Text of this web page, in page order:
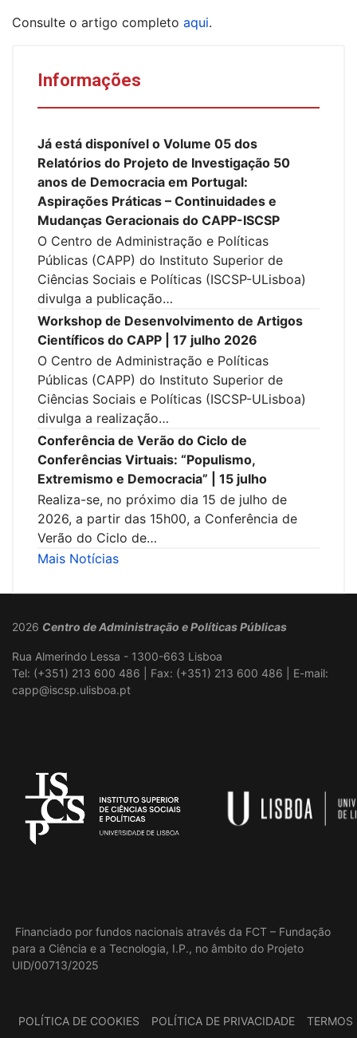
Consulte o artigo completo aqui.
Informações
Já está disponível o Volume 05 dos
Relatórios do Projeto de Investigação 50
anos de Democracia em Portugal:
Aspirações Práticas – Continuidades e
Mudanças Geracionais do CAPP-ISCSP
O Centro de Administração e Políticas
Públicas (CAPP) do Instituto Superior de
Ciências Sociais e Políticas (ISCSP-ULisboa)
divulga a publicação…
Workshop de Desenvolvimento de Artigos
Científicos do CAPP | 17 julho 2026
O Centro de Administração e Políticas
Públicas (CAPP) do Instituto Superior de
Ciências Sociais e Políticas (ISCSP-ULisboa)
divulga a realização…
Conferência de Verão do Ciclo de
Conferências Virtuais: “Populismo,
Extremismo e Democracia” | 15 julho
Realiza-se, no próximo dia 15 de julho de
2026, a partir das 15h00, a Conferência de
Verão do Ciclo de…
Mais Notícias
2026 Centro de Administração e Políticas Públicas
Rua Almerindo Lessa - 1300-663 Lisboa
Tel: (+351) 213 600 486 | Fax: (+351) 213 600 486 | E-mail:
capp@iscsp.ulisboa.pt
Financiado por fundos nacionais através da FCT – Fundação
para a Ciência e a Tecnologia, I.P., no âmbito do Projeto
UID/00713/2025
POLÍTICA DE COOKIES POLÍTICA DE PRIVACIDADE TERMOS